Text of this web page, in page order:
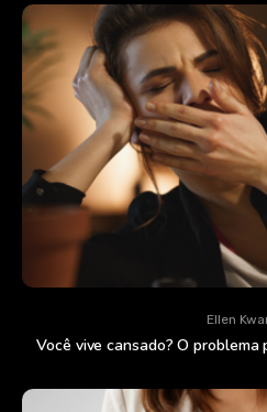
Ellen
Você vive cansado? O